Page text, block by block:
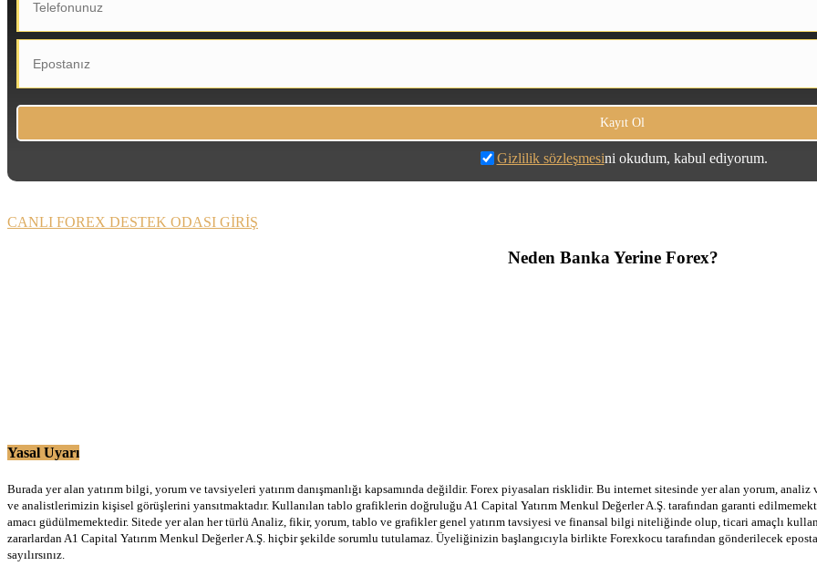
Gizlilik sözleşmesini okudum, kabul ediyorum.
CANLI FOREX DESTEK ODASI GİRİŞ
Neden Banka Yerine Forex?
Yasal Uyarı
Burada yer alan yatırım bilgi, yorum ve tavsiyeleri yatırım danışmanlığı kapsamında değildir. Forex piyasaları risklidir. Bu internet sitesinde yer alan yorum,
ve analistlerimizin kişisel görüşlerini yansıtmaktadır. Kullanılan tablo grafiklerin doğruluğu A1 Capital Yatırım Menkul Değerler A.Ş. tarafından garanti
amacı güdülmemektedir. Sitede yer alan her türlü Analiz, fikir, yorum, tablo ve grafikler genel yatırım tavsiyesi ve finansal bilgi niteliğinde olup, ticari amaçlı
zararlardan A1 Capital Yatırım Menkul Değerler A.Ş. hiçbir şekilde sorumlu tutulamaz. Üyeliğinizin başlangıcıyla birlikte Forexkocu tarafından gönderilecek
sayılırsınız.